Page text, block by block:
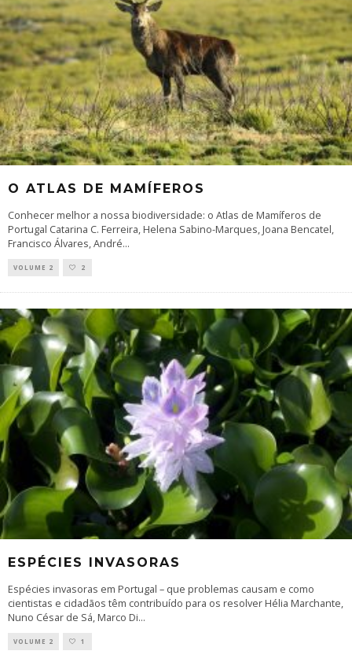
O ATLAS DE MAMÍFEROS
Conhecer melhor a nossa biodiversidade: o Atlas de Mamíferos de
Portugal Catarina C. Ferreira, Helena Sabino-Marques, Joana Bencatel,
Francisco Álvares, André...
VOLUME 2 2
ESPÉCIES INVASORAS
Espécies invasoras em Portugal – que problemas causam e como
cientistas e cidadãos têm contribuído para os resolver Hélia Marchante,
Nuno César de Sá, Marco Di...
VOLUME 2 1